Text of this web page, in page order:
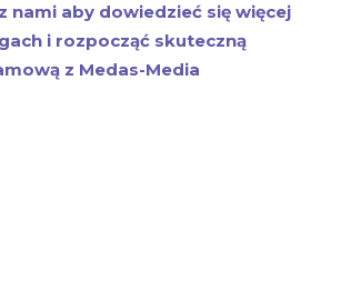
nami aby dowiedzieć się więcej
i rozpocząć skuteczną
z Medas-Media